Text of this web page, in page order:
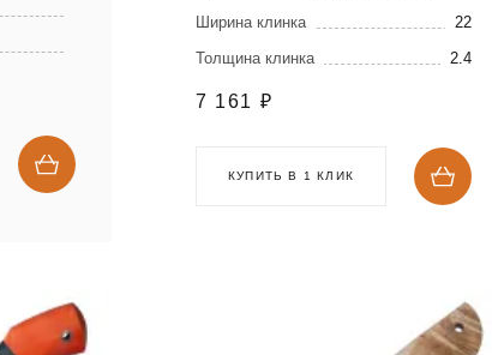
Ширина клинка
22
Толщина клинка
2.4
7 161 ₽
КУПИТЬ В 1 КЛИК